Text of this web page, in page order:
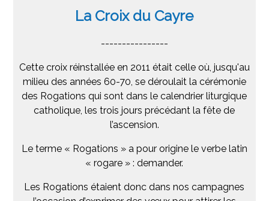
La Croixdu Cayre
----------------
Cette croix réinstallée en 2011 était celle où, jusqu'au
milieu des années 60-70, se déroulait la cérémonie
des Rogations qui sont dans le calendrier liturgique
catholique, les trois jours précédant la fête de
l’ascension.
Le terme « Rogations » a pour origine le verbe latin
« rogare » : demander.
Les Rogations étaient donc dans nos campagnes